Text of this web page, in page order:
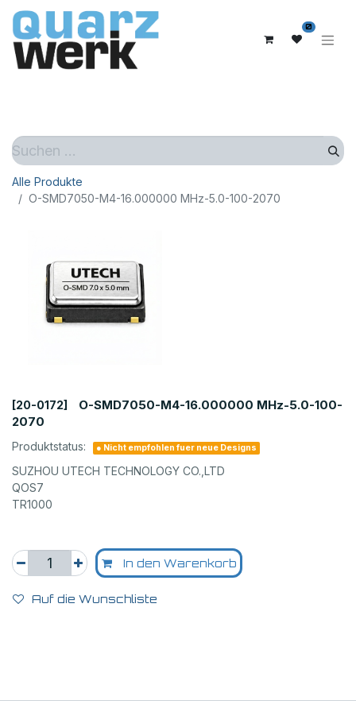
0
Alle Produkte
O-SMD7050-M4-16.000000 MHz-5.0-100-2070
[20-0172]
O-SMD7050-M4-16.000000 MHz-5.0-100-
2070
Produktstatus: ● Nicht empfohlen fuer neue Designs
SUZHOU UTECH TECHNOLOGY CO.,LTD
QOS7
TR1000
In den Warenkorb
Auf die Wunschliste